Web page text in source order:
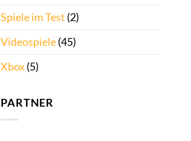
Spiele im Test (2)
Videospiele(45)
Xbox(5)
PARTNER